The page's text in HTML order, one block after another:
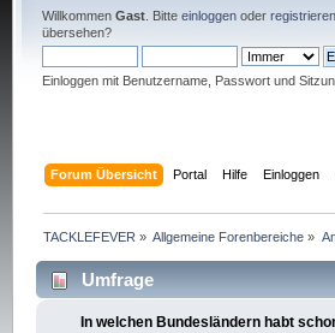
Willkommen Gast. Bitte einloggenoder registrieren
übersehen?
Einloggen mit Benutzername, Passwort und
Forum Übersicht Portal Hilfe Einloggen
TACKLEFEVER » Allgemeine Forenbereiche »
Umfrage
In welchen Bundesländern habt